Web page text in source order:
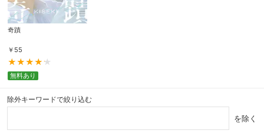
奇蹟
￥ 55
無料あり
除外キーワードで絞り込む
を除く